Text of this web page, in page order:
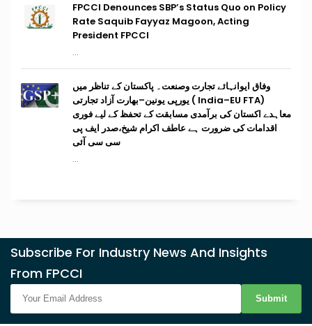
FPCCI Denounces SBP’s Status Quo on Policy
Rate Saquib Fayyaz Magoon, Acting
President FPCCI
...
وفاق ایوانہائے تجارت وصنعت۔ پاکستان کے تناظر میں
(India–EU FTA ) یورپی یونین–بھارت آزاد تجارتی
معاہدے اکستان کی برآمدی مسابقت کے تحفظ کے لیے فوری
اقدامات کی ضرورت ہے عاطف اکرام شیخ،صدر ایف پی
سی سی آئی
...
Subscribe For Industry News And Insights
From FPCCI
Submit